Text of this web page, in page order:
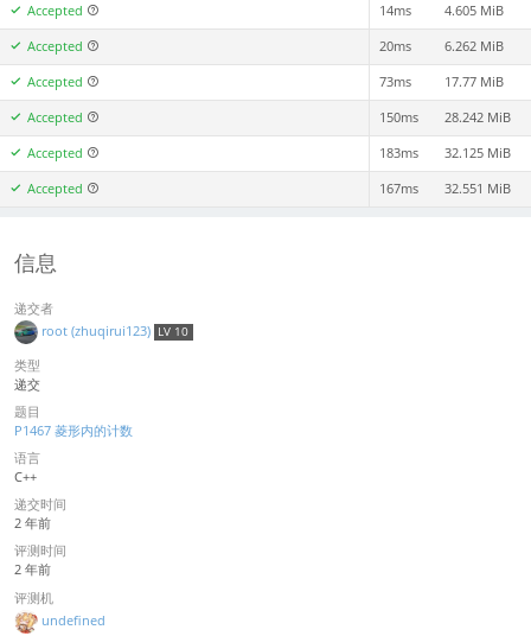
Accepted 14ms 4.605 MiB
Accepted 20ms 6.262 MiB
Accepted 73ms 17.77 MiB
Accepted 150ms 28.242 MiB
Accepted 183ms 32.125 MiB
Accepted 167ms 32.551 MiB
信息
递交者
root (zhuqirui123) LV 10
类型
递交
题目
P1467 菱形内的计数
语言
C++
递交时间
2 年前
评测时间
2 年前
评测机
undefined